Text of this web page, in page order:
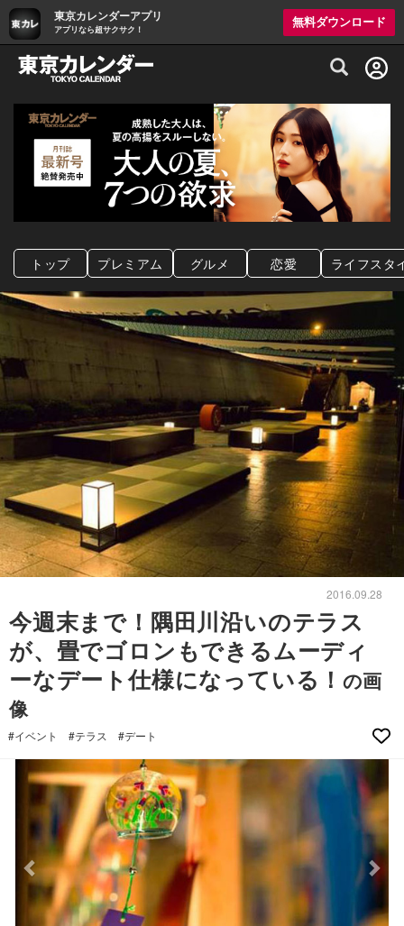
東京カレンダーアプリ
アプリなら超サクサク！
無料ダウンロード
グルメ情報・プレミアムレストラン予約
トップ プレミアム グルメ 恋愛 ライフスタ
2016.09.28
今週末まで！隅田川沿いのテラス
が、畳でゴロンもできるムーディ
ーなデート仕様になっている！の画
像
#イベント #テラス #デート